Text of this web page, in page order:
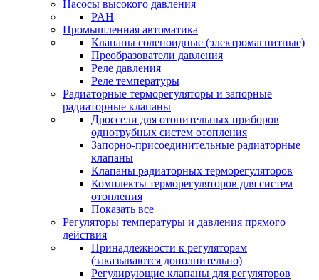
Насосы высокого давления
PAH
Промышленная автоматика
Клапаны соленоидные (электромагнитные)
Преобразователи давления
Реле давления
Реле температуры
Радиаторные терморегуляторы и запорные
радиаторные клапаны
Дроссели для отопительных приборов
однотрубных систем отопления
Запорно-присоединительные радиаторные
клапаны
Клапаны радиаторных терморегуляторов
Комплекты терморегуляторов для систем
отопления
Показать все
Регуляторы температуры и давления прямого
действия
Принадлежности к регуляторам
(заказываются дополнительно)
Регулирующие клапаны для регуляторов